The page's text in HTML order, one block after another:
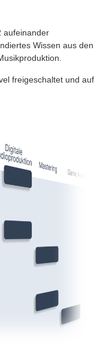
aufeinander
Wissen aus den
freigeschaltet und auf